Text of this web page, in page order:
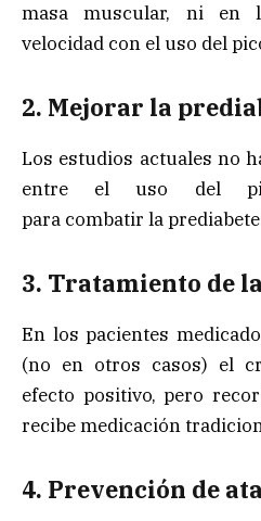
masa muscular, ni en
velocidad con el uso del
2. Mejorar la
Los estudios actuales no
entre el uso del
para combatir la
3. Tratamiento de
En los pacientes
(no en otros casos) el
efecto positivo, pero
recibe medicación
4. Prevención de